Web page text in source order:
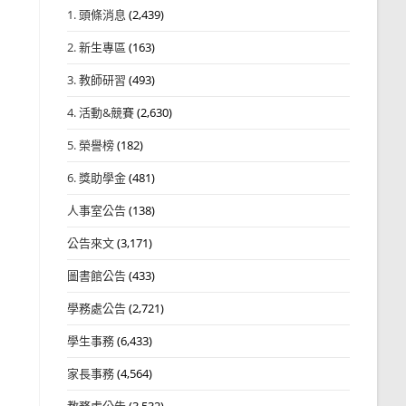
1. 頭條消息 (2,439)
2. 新生專區 (163)
3. 教師研習 (493)
4. 活動&競賽(2,630)
5. 榮譽榜(182)
6. 獎助學金(481)
人事室公告(138)
公告來文(3,171)
圖書館公告(433)
學務處公告(2,721)
學生事務(6,433)
家長事務(4,564)